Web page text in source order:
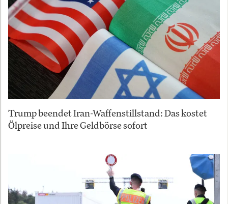
Trump beendet Iran-Waffenstillstand: Das kostet
Ölpreise und Ihre Geldbörse sofort